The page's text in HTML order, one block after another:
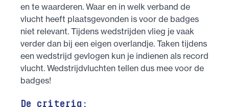
en te waarderen. Waar en in welk verband de
vlucht heeft plaatsgevonden is voor de badges
niet relevant. Tijdens wedstrijden vlieg je vaak
verder dan bij een eigen overlandje. Taken tijdens
een wedstrijd gevlogen kun je indienen als record
vlucht. Wedstrijdvluchten tellen dus mee voor de
badges!
De criteria: